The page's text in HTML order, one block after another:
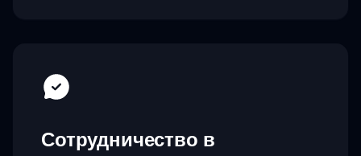
Сотрудничество в